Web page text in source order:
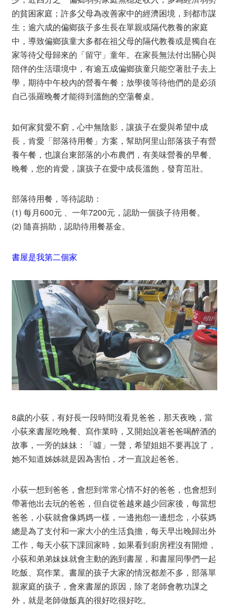
的貧困家庭；許多父母為改善家中的經濟困境，到都市謀
生；逾六成的偏鄉孩子多生長在單親或隔代教養的家庭
中，導致偏鄉孩童大多都在祖父母的隔代教養或是獨自在
家等待父母歸來的「留守」童年。在家長無法付出關心與
陪伴的生活環境中，有逾五成偏鄉孩童只能空著肚子去上
學，期待中午校內的營養午餐；放學後等待他們的是必須
自己張羅晚餐才能得到溫飽的空蕩餐桌。
如何家貧愛不窮，心中無陰影，讓孩子在愛與希望中成
長，肯愛「部落待用餐」方案，幫助阿里山部落孩子有營
養午餐，也讓台東部落的小布農們，有美味營養的早餐、
晚餐，您的肯愛，讓孩子在愛中成長溫飽，發育茁壯。
部落待用餐，等待認助：
(1) 每月600元 、一年7200元，認助一個孩子待用餐。
(2) 隨喜捐助，認助待用餐基金。
書屋是我第二個家
8歲的小荻，有好長一段時間沒看見爸爸，那天夜晚，當
小荻來書屋吃晚餐、寫作業時，又開始說著爸爸喝醉酒的
故事，一旁的妹妹：「噓」一聲，希望姐姐不要再說了，
她不知道姊姊就是因為害怕，才一直說起爸爸。
小荻一想到爸爸，會想到常常心情不好的爸爸，也會想到
帶著他出去玩的爸爸，但自從爸越來越少回家後，每當想
爸爸，小荻就會像媽媽一樣，一邊抱怨一邊想念，小荻媽
總是為了支付和一家大小的生活負擔，每天早出晚歸出外
工作，每天小荻下課回家時，如果看到廚房裡沒有開燈，
小荻和弟弟妹妹就會主動的跑到書屋，和書屋同學們一起
吃飯、寫作業。書屋的孩子大家的情況都差不多，部落單
親家庭的孩子，會來書屋的原因，除了老師會教功課之
外，就是老師做飯真的很好吃很好吃。